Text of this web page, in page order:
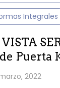
Integrales
Puerta
2022